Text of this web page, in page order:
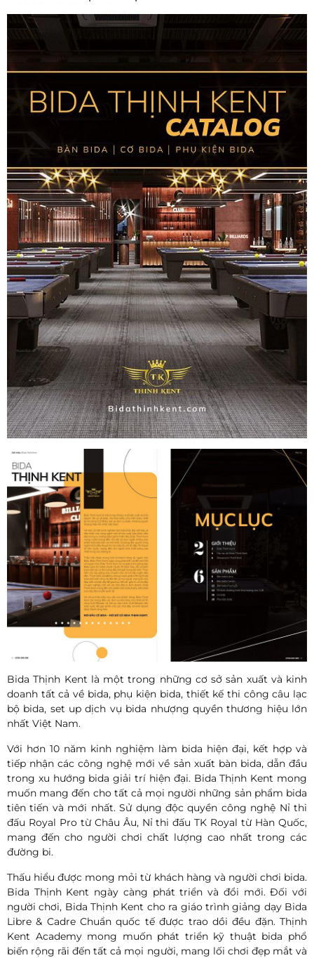
Bida Thịnh Kent là một trong những cơ sở sản xuất và kinh
doanh tất cả về bida, phụ kiện bida, thiết kế thi công câu lạc
bộ bida, set up dịch vụ bida nhượng quyền thương hiệu lớn
nhất Việt Nam.
Với hơn 10 năm kinh nghiệm làm bida hiện đại, kết hợp và
tiếp nhận các công nghệ mới về sản xuất bàn bida, dẫn đầu
trong xu hướng bida giải trí hiện đại. Bida Thịnh Kent mong
muốn mang đến cho tất cả mọi người những sản phẩm bida
tiên tiến và mới nhất. Sử dụng độc quyền công nghệ Nỉ thi
đấu Royal Pro từ Châu Âu, Nỉ thi đấu TK Royal từ Hàn Quốc,
mang đến cho người chơi chất lượng cao nhất trong các
đường bi.
Thấu hiểu được mong mỏi từ khách hàng và người chơi bida.
Bida Thịnh Kent ngày càng phát triển và đổi mới. Đối với
người chơi, Bida Thịnh Kent cho ra giáo trình giảng dạy Bida
Libre & Cadre Chuẩn quốc tế được trao dồi đều đặn. Thịnh
Kent Academy mong muốn phát triển kỹ thuật bida phổ
biến rộng rãi đến tất cả mọi người, mang lối chơi đẹp mắt và